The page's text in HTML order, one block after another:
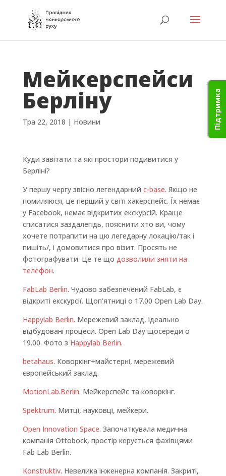
Підтримка
Мейкерспейси
Берліну
Тра 22, 2018 | Новини
Куди завітати та які простори подивитися у
Берліні?
У першу чергу звісно легендарний c-base. Якщо не
помиляюся, це перший у світі хакерспейс. Їх немає
у Facebook, немає відкритих екскурсій. Краще
списатися заздалегідь, пояснити хто ви, чому
хочете потрапити на цю легедарну локацію/так і
пишіть/, і домовитися про візит. Просять не
фотографувати. Це те що дозволили зняти на
телефон.
FabLab Berlin. Чудово забезпечений FabLab, є
відкриті екскурсії. Щоп’ятниці о 17.00 Open Lab Day.
Happylab Berlin. Мережевий заклад, ідеально
відбудовані процеси. Open Lab Day щосереди о
19.00. Фото з Happylab Berlin.
betahaus. Коворкінг+майстерні, мережевий
європейський заклад.
MotionLab.Berlin. Мейкерспейс та коворкінг.
Spektrum. Митці, науковці, мейкери.
Open Innovation Space. Започаткувала медична
компанія Ottobock, простір керується фахівцями
Fab Lab Berlin.
Konstruktiv. Невелика інженерна компанія. Закриті,